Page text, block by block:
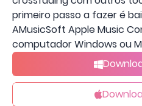
primeiro passo a fazer é
AMusicSoft Apple Music
computador Windows ou